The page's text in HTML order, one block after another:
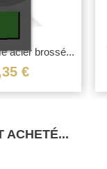
acier brossé...
€
ACHETÉ...